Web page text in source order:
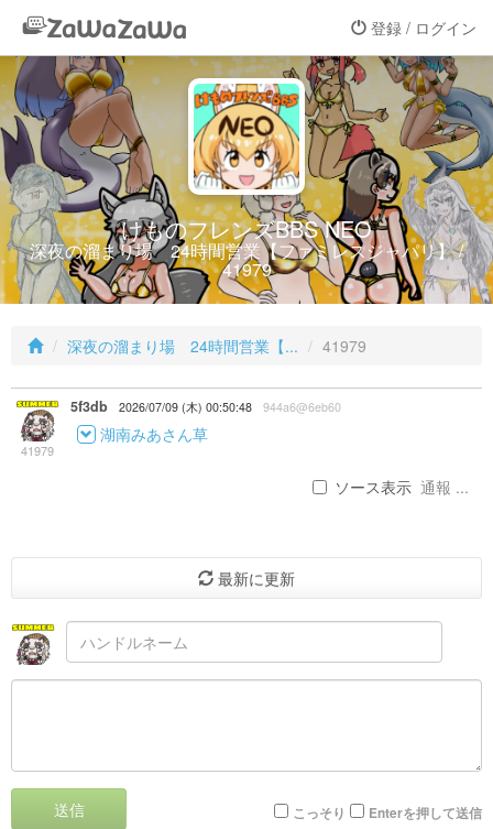
登録 / ログイン
けものフレンズBBS NEO
深夜の溜まり場 24時間営業【ファミレスジャパリ】 /
41979
深夜の溜まり場 24時間営業【... 41979
41979
5f3db 2026/07/09 (木) 00:50:48 944a6@6eb60
湖南みあさん草
ソース表示 通報 ...
最新に更新
送信 こっそり Enterを押して送信